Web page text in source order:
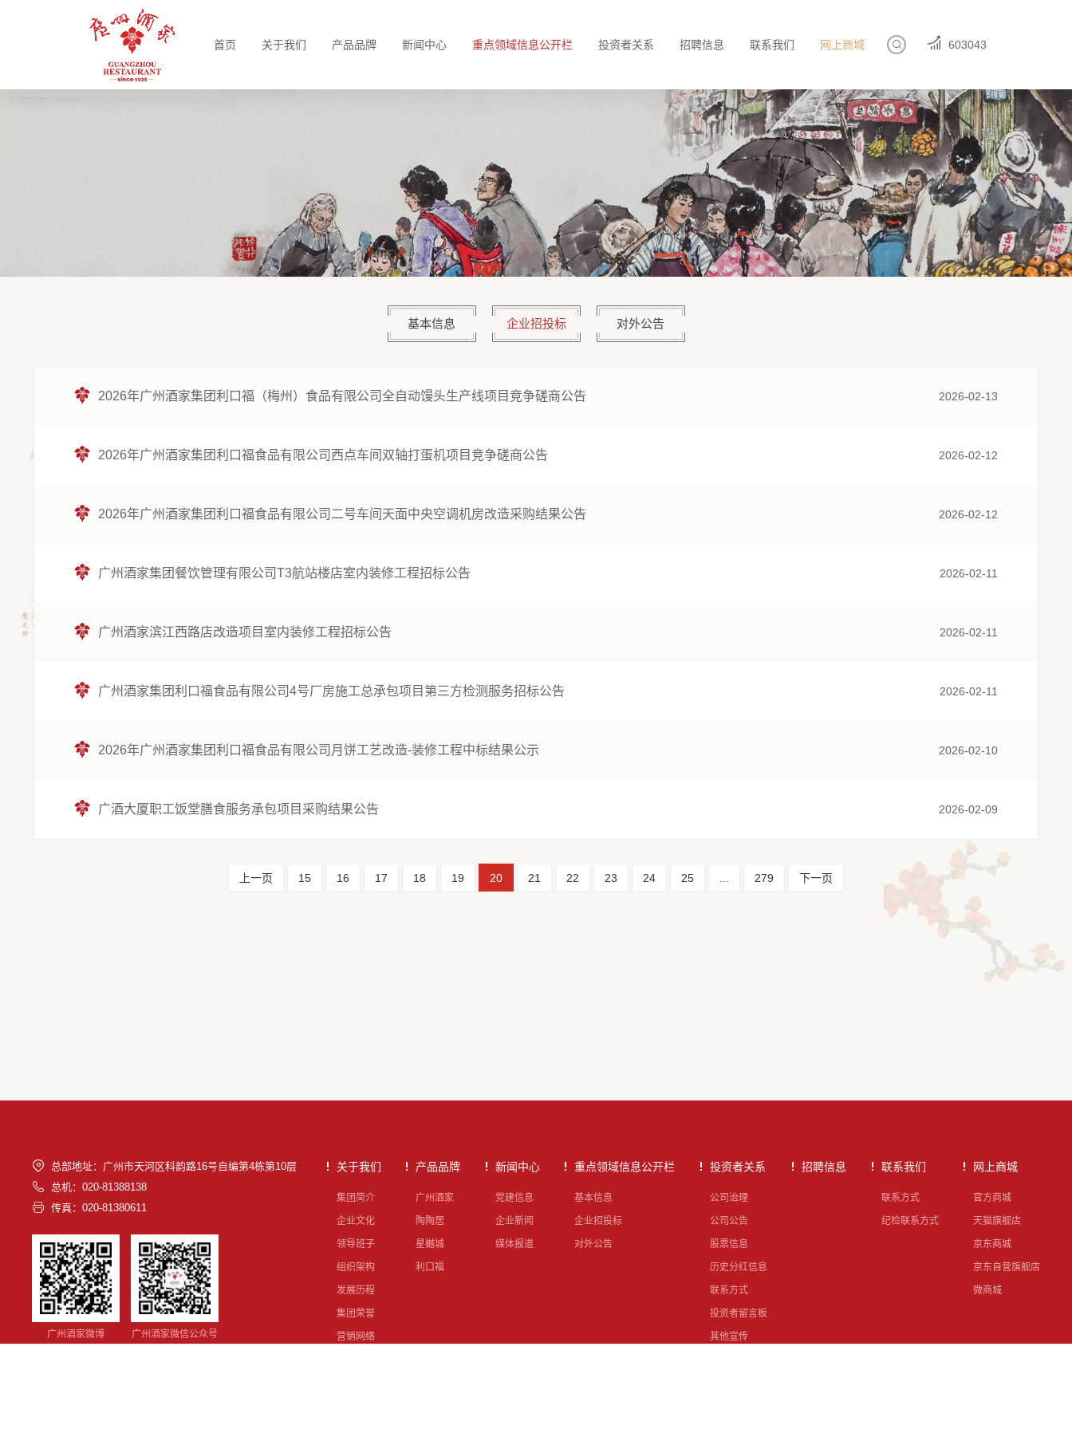
首页 关于我们 产品品牌 新闻中心 重点领域信息公开栏 投资者关系 招聘信息 联系我们 网上商城 603043
基本信息 企业招投标 对外公告
2026年广州酒家集团利口福（梅州）食品有限公司全自动馒头生产线项目竞争磋商公告 2026-02-13
2026年广州酒家集团利口福食品有限公司西点车间双轴打蛋机项目竞争磋商公告 2026-02-12
2026年广州酒家集团利口福食品有限公司二号车间天面中央空调机房改造采购结果公告 2026-02-12
广州酒家集团餐饮管理有限公司T3航站楼店室内装修工程招标公告 2026-02-11
广州酒家滨江西路店改造项目室内装修工程招标公告 2026-02-11
广州酒家集团利口福食品有限公司4号厂房施工总承包项目第三方检测服务招标公告 2026-02-11
2026年广州酒家集团利口福食品有限公司月饼工艺改造-装修工程中标结果公示 2026-02-10
广酒大厦职工饭堂膳食服务承包项目采购结果公告 2026-02-09
上一页 15 16 17 18 19 20 21 22 23 24 25 279 下一页
总部地址：广州市天河区科韵路16号自编第4栋第10层
总机：020-81388138
传真：020-81380611
广州酒家微博 广州酒家微信公众号
关于我们
集团简介
企业文化
领导班子
组织架构
发展历程
集团荣誉
营销网络
产品品牌
广州酒家
陶陶居
星樾城
利口福
新闻中心
党建信息
企业新闻
媒体报道
重点领域信息公开栏
基本信息
企业招投标
对外公告
投资者关系
公司治理
公司公告
股票信息
历史分红信息
联系方式
投资者留言板
其他宣传
招聘信息 联系我们
联系方式
纪检联系方式
网上商城
官方商城
天猫旗舰店
京东商城
京东自营旗舰店
微商城